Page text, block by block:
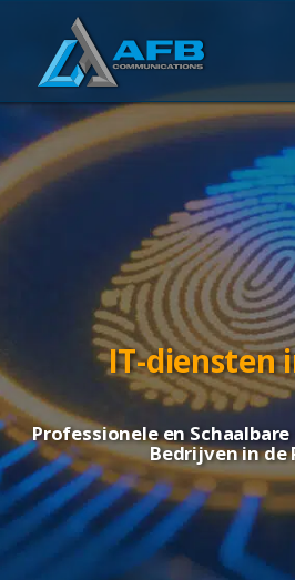
IT-diensten
Professionele en
Bedrijven in de